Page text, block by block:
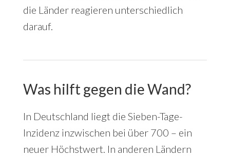
die Länder reagieren unterschiedlich
darauf.
Was hilft gegen die Wand?
In Deutschland liegt die Sieben-Tage-
Inzidenz inzwischen bei über 700 – ein
neuer Höchstwert. In anderen Ländern